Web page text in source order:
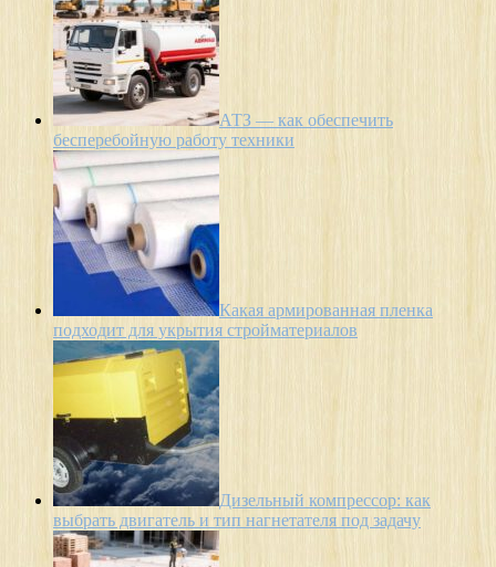
АТЗ — как обеспечить
бесперебойную работу техники
Какая армированная пленка
подходит для укрытия стройматериалов
Дизельный компрессор: как
выбрать двигатель и тип нагнетателя под задачу